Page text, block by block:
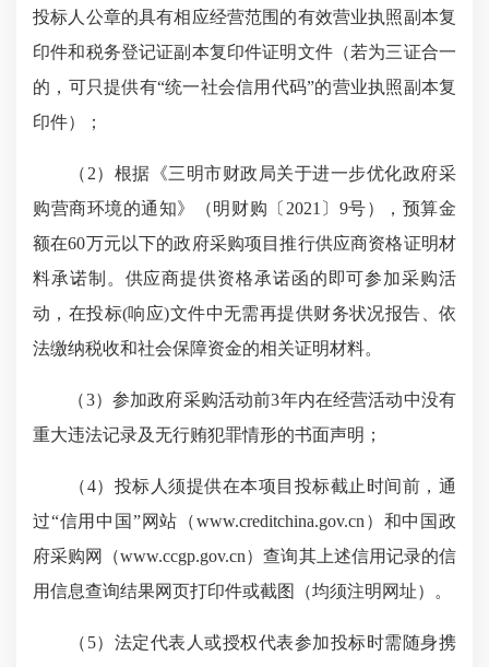
投标人公章的具有相应经营范围的有效营业执照副本复
印件和税务登记证副本复印件证明文件（若为三证合一
的，可只提供有“统一社会信用代码”的营业执照副本复
印件）；
（2）根据《三明市财政局关于进一步优化政府采
购营商环境的通知》（明财购〔2021〕9号），预算金
额在60万元以下的政府采购项目推行供应商资格证明材
料承诺制。供应商提供资格承诺函的即可参加采购活
动，在投标(响应)文件中无需再提供财务状况报告、依
法缴纳税收和社会保障资金的相关证明材料。
（3）参加政府采购活动前3年内在经营活动中没有
重大违法记录及无行贿犯罪情形的书面声明；
（4）投标人须提供在本项目投标截止时间前，通
过“信用中国”网站（www.creditchina.gov.cn）和中国政
府采购网（www.ccgp.gov.cn）查询其上述信用记录的信
用信息查询结果网页打印件或截图（均须注明网址）。
（5）法定代表人或授权代表参加投标时需随身携